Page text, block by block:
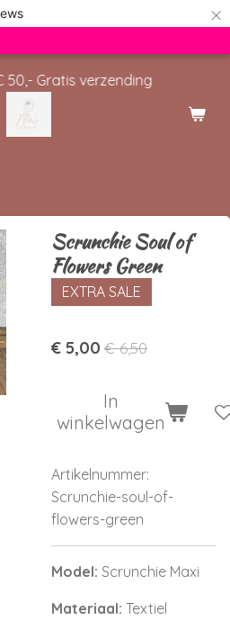
×
50,- Gratis verzending
Scrunchie Soul of
Flowers Green
EXTRA SALE
€ 5,00 € 6,50
In
winkelwagen
Artikelnummer:
Scrunchie-soul-of-
flowers-green
Model: Scrunchie Maxi
Materiaal: Textiel